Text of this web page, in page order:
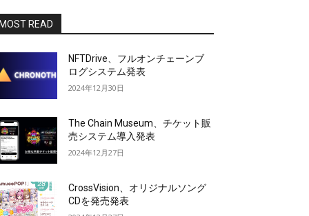
READ
NFTDrive、フルオンチェーンブ
ログシステム発表
2024年12月30日
The Chain Museum、チケット販
売システム導入発表
2024年12月27日
CrossVision、オリジナルソング
CDを発売発表